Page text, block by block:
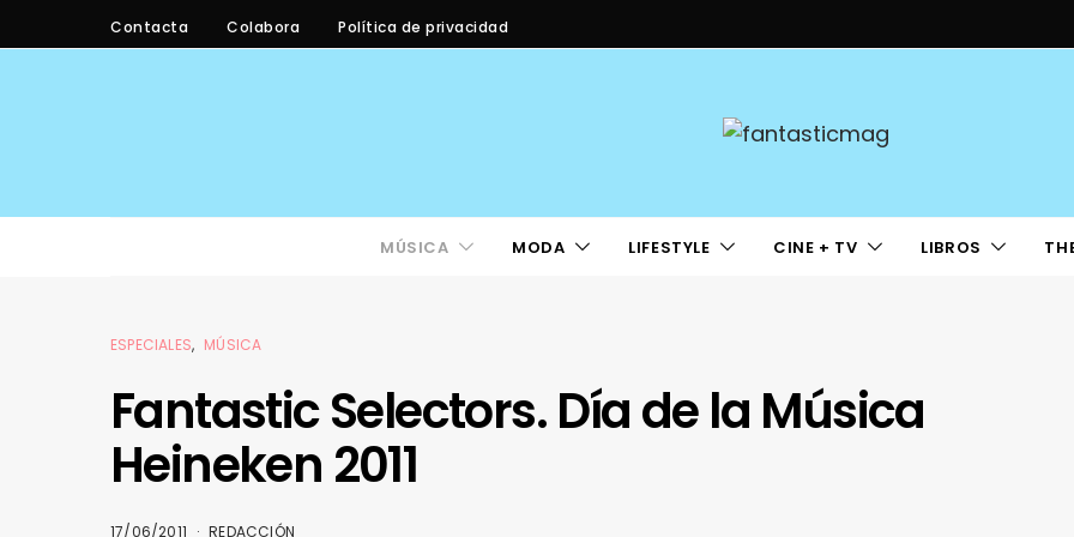
Contacta Colabora Política de privacidad
MÚSICA MODA LIFESTYLE CINE + TV LIBROS
ESPECIALES MÚSICA
Fantastic Selectors. Día de la Música
Heineken 2011
17/06/2011 REDACCIÓN